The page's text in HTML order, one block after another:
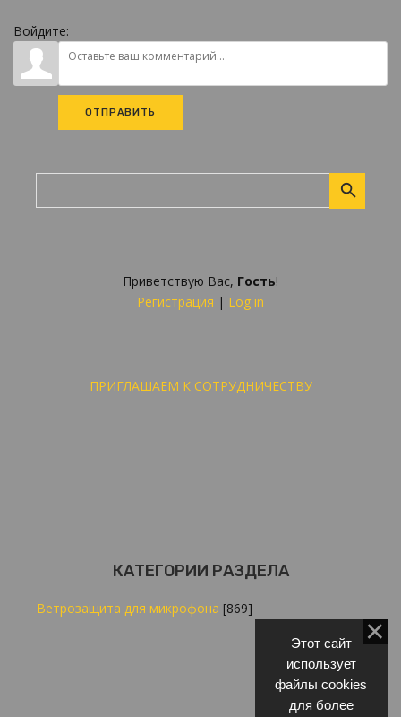
Приветствую Вас, Гость!
Регистрация | Log in
ПРИГЛАШАЕМ К СОТРУДНИЧЕСТВУ
КАТЕГОРИИ РАЗДЕЛА
Ветрозащита для микрофона [869]
Войдите:
ОТПРАВИТЬ
Этот сайт
использует
файлы cookies
для более